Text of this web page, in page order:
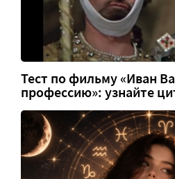
Тест по фильму «Иван
профессию»: узнайте